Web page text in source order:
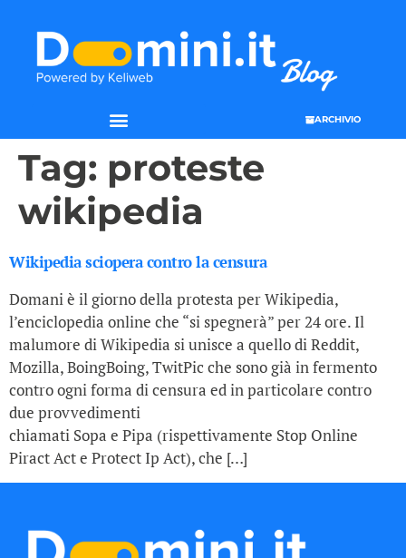
ARCHIVIO
Tag: proteste
wikipedia
Wikipedia sciopera contro la censura
Domani è il giorno della protesta per Wikipedia,
l’enciclopedia online che “si spegnerà” per 24 ore. Il
malumore di Wikipedia si unisce a quello di Reddit,
Mozilla, BoingBoing, TwitPic che sono già in fermento
contro ogni forma di censura ed in particolare contro
due provvedimenti
chiamati Sopa e Pipa (rispettivamente Stop Online
Piract Act e Protect Ip Act), che […]